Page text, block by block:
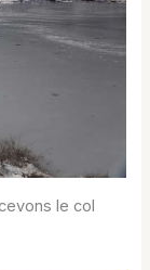
le col